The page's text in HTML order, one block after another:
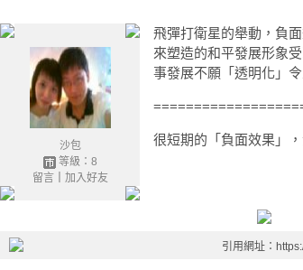
沙包
等級：8
留言｜ 加入好友
飛彈打衛星的舉動，負
來塑造的和平發展形象
事發展不願「透明化」
很短期的「負面效果」
引用網址：